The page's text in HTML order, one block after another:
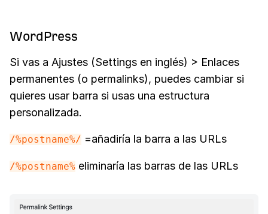
WordPress
Si vas a Ajustes (Settings en inglés) > Enlaces
permanentes (o permalinks), puedes cambiar si
quieres usar barra si usas una estructura
personalizada.
/%postname%/ =añadiría la barra a las URLs
/%postname% eliminaría las barras de las URLs